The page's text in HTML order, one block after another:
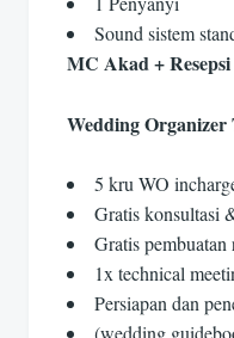
Sound sistem
MC Akad + Resepsi
Wedding Organizer
5 kru WO
Gratis konsultasi
Gratis
1x technical
Persiapan dan